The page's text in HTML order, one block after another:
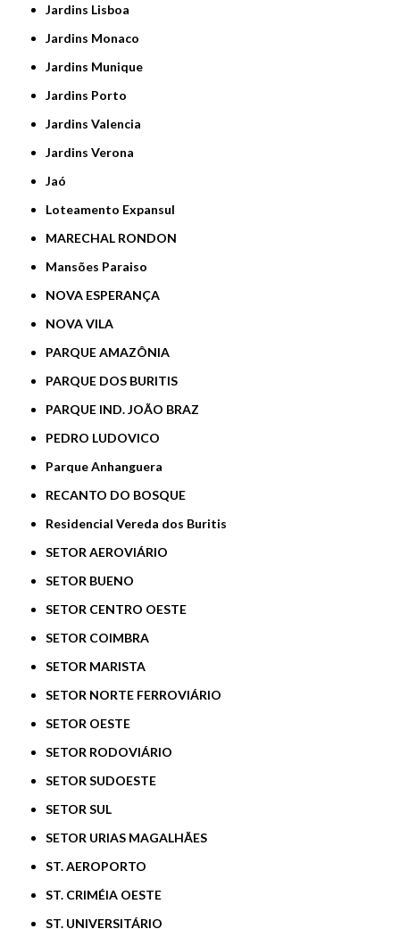
Jardins Lisboa
Jardins Monaco
Jardins Munique
Jardins Porto
Jardins Valencia
Jardins Verona
Jaó
Loteamento Expansul
MARECHAL RONDON
Mansões Paraiso
NOVA ESPERANÇA
NOVA VILA
PARQUE AMAZÔNIA
PARQUE DOS BURITIS
PARQUE IND. JOÃO BRAZ
PEDRO LUDOVICO
Parque Anhanguera
RECANTO DO BOSQUE
Residencial Vereda dos Buritis
SETOR AEROVIÁRIO
SETOR BUENO
SETOR CENTRO OESTE
SETOR COIMBRA
SETOR MARISTA
SETOR NORTE FERROVIÁRIO
SETOR OESTE
SETOR RODOVIÁRIO
SETOR SUDOESTE
SETOR SUL
SETOR URIAS MAGALHÃES
ST. AEROPORTO
ST. CRIMÉIA OESTE
ST. UNIVERSITÁRIO